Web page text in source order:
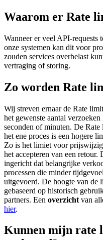
Waarom er Rate
Wanneer er veel API-
onze systemen kan dit voor
zouden services overbelast
vertraging of storing.
Zo worden Rate
Wij streven ernaar de Rate
het gewenste aantal
seconden of minuten. De
het ene proces is een hogere
Zo is het limiet voor
het accepteren van een retour.
ingericht dat belangrijke
processen die minder
uitgevoerd. De hoogte van de
gebaseerd op historisch
partners. Een overzicht van
hier.
Kunnen mijn rate